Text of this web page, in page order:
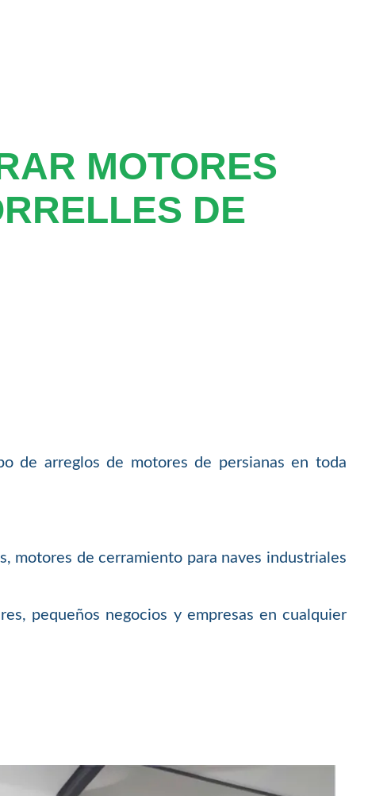
MOTORES
DE
de arreglos de motores de persianas en toda
motores de cerramiento para naves industriales
pequeños negocios y empresas en cualquier